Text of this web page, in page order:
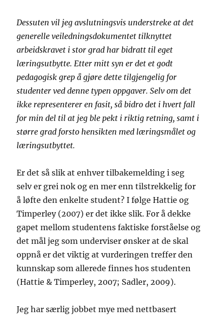
Dessuten vil jeg avslutningsvis understreke at det
generelle veiledningsdokumentet tilknyttet
arbeidskravet i stor grad har bidratt til eget
læringsutbytte. Etter mitt syn er det et godt
pedagogisk grep å gjøre dette tilgjengelig for
studenter ved denne typen oppgaver. Selv om det
ikke representerer en fasit, så bidro det i hvert fall
for min del til at jeg ble pekt i riktig retning, samt i
større grad forsto hensikten med læringsmålet og
læringsutbyttet.
Er det så slik at enhver tilbakemelding i seg
selv er grei nok og en mer enn tilstrekkelig for
å løfte den enkelte student? I følge Hattie og
Timperley (2007) er det ikke slik. For å dekke
gapet mellom studentens faktiske forståelse og
det mål jeg som underviser ønsker at de skal
oppnå er det viktig at vurderingen treffer den
kunnskap som allerede finnes hos studenten
(Hattie & Timperley, 2007; Sadler, 2009).
Jeg har særlig jobbet mye med nettbasert